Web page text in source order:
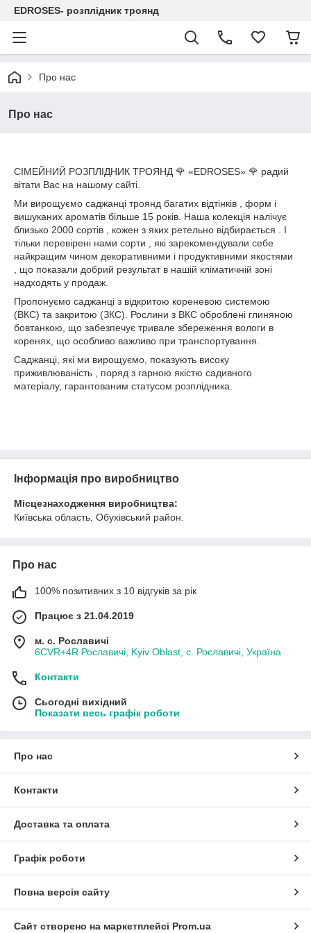
EDROSES- розплідник троянд
Про нас
Про нас
СІМЕЙНИЙ РОЗПЛІДНИК ТРОЯНД 🌹 «EDROSES» 🌹 радий
вітати Вас на нашому сайті.
Ми вирощуємо саджанці троянд багатих відтінків , форм і
вишуканих ароматів більше 15 років. Наша колекція налічує
близько 2000 сортів , кожен з яких ретельно відбирається . І
тільки перевірені нами сорти , які зарекомендували себе
найкращим чином декоративними і продуктивними якостями
, що показали добрий результат в нашій кліматичній зоні
надходять у продаж.
Пропонуємо саджанці з відкритою кореневою системою
(ВКС) та закритою (ЗКС). Рослини з ВКС оброблені глиняною
бовтанкою, що забезпечує тривале збереження вологи в
коренях, що особливо важливо при транспортування.
Саджанці, які ми вирощуємо, показують високу
приживлюваність , поряд з гарною якістю садивного
матеріалу, гарантованим статусом розплідника.
Інформація про виробництво
Місцезнаходження виробництва:
Київська область, Обухівський район.
Про нас
100% позитивних з 10 відгуків за рік
Працює з 21.04.2019
м. с. Рославичі
6CVR+4R Рославичі, Kyiv Oblast, с. Рославичі, Україна
Контакти
Сьогодні вихідний
Показати весь графік роботи
Про нас
Контакти
Доставка та оплата
Графік роботи
Повна версія сайту
Сайт створено на маркетплейсі Prom.ua